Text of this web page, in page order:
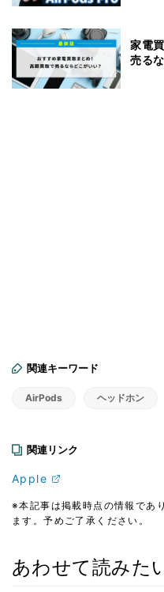
家電
売る
関連キーワード
AirPods ヘッドホン
関連リンク
Apple
※本記事は掲載時点の情報であ
ます。予めご了承ください。
あわせて読みた